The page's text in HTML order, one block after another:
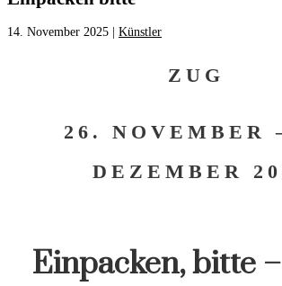
14. November 2025 Künstler
ZUG
26. NOVEMBER
DEZEMBER
Einpacken, bitte